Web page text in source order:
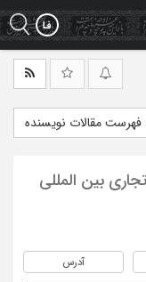
فهرست مقالات نویسنده
بین المللی
آدرس